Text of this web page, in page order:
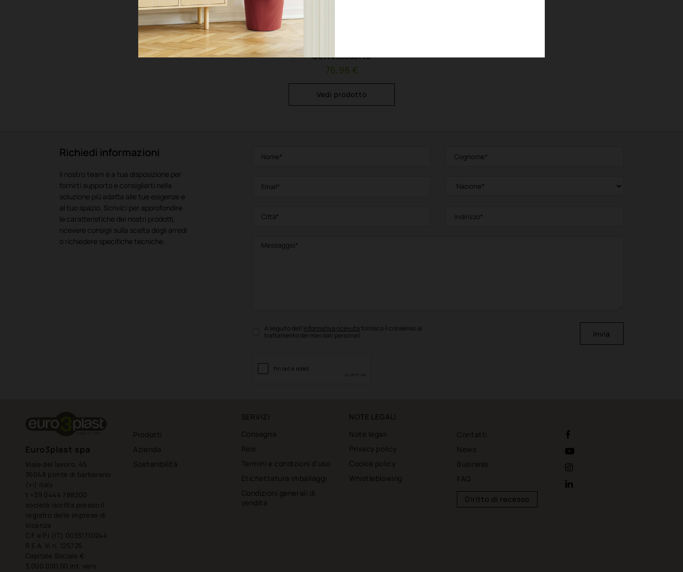
Sottocassetta
76,96 €
Vedi prodotto
Richiedi informazioni
Il nostro team è a tua disposizione per
fornirti supporto e consigliarti nella
soluzione più adatta alle tue esigenze e
al tuo spazio. Scrivici per approfondire
le caratteristiche dei nostri prodotti,
ricevere consigli sulla scelta degli arredi
o richiedere specifiche tecniche.
A seguito dell’informativa ricevuta fornisco il consenso al
trattamento dei miei dati personali
Invia
Euro3plast spa
Viale del lavoro, 45
36048 ponte di barbarano
(vi) italy
t +39 0444 788200
società iscritta presso il
registro delle imprese di
Vicenza
C.F e P.I (IT) 00331710244
R.E.A. Vi n. 125725
Capitale Sociale €:
3.000.000,00 int. vers.
Prodotti
Azienda
Sostenibilità
SERVIZI
Consegna
Resi
Termini e condizioni d'uso
Etichettatura imballaggi
Condizioni generali di
vendita
NOTE LEGALI
Note legali
Privacy policy
Cookie policy
Whistleblowing
Contatti
News
Business
FAQ
Diritto di recesso